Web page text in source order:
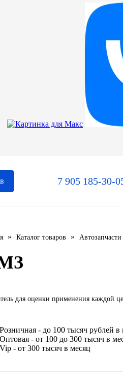
7 905 185-30-
» Каталог товаров » Автозапчасти
для оценки применения каждой
Розничная - до 100 тысяч рублей в
Оптовая - от 100 до 300 тысяч в
Vip - от 300 тысяч в месяц